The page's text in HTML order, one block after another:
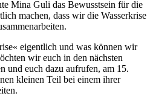
Mina Guli das Bewusstsein für die
machen, dass wir die Wasserkrise
eigentlich und was können wir
wir euch in den nächsten
und euch dazu aufrufen, am 15.
kleinen Teil bei einem ihrer